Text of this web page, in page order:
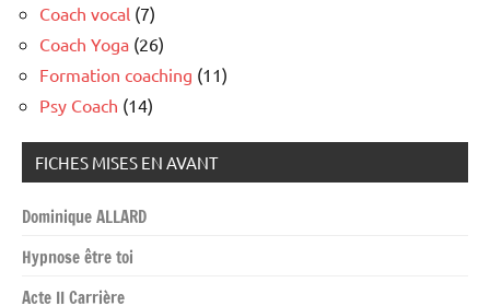
Coach vocal (7)
Coach Yoga (26)
Formation coaching (11)
Psy Coach (14)
FICHES MISES EN AVANT
Dominique ALLARD
Hypnose être toi
Acte II Carrière